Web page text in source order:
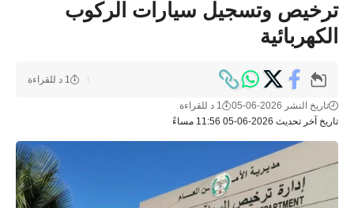
ترخيص وتسجيل سيارات الركوب
الكهربائية
تاريخ آخر تحديث 2026-06-05 11:56 مساءً
تاريخ النشر 2026-06-05 1 د للقراءة
1 د للقراءة